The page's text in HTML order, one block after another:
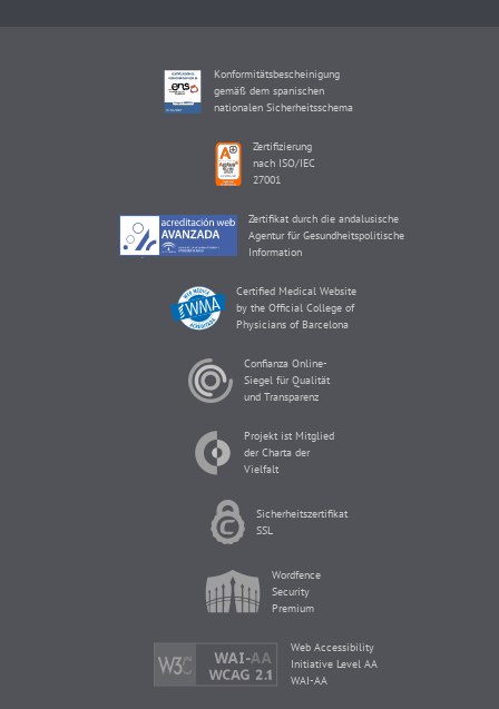
Konformitätsbescheinigung
gemäß dem spanischen
nationalen Sicherheitsschema
Zertifizierung
nach ISO/IEC
27001
Zertifikat durch die andalusische
Agentur für Gesundheitspolitische
Information
Certified Medical Website
by the Official College of
Physicians of Barcelona
Confianza Online-
Siegel für Qualität
und Transparenz
Projekt ist Mitglied
der Charta der
Vielfalt
Sicherheitszertifikat
SSL
Wordfence
Security
Premium
Web Accessibility
Initiative Level AA
WAI-AA